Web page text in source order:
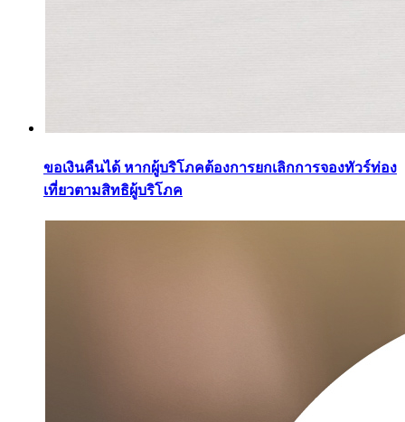
ขอเงินคืนได้ หากผู้บริโภคต้องการยกเลิกการจองทัวร์ท่อง
เที่ยวตามสิทธิผู้บริโภค